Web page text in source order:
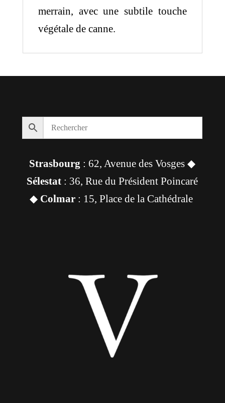
merrain, avec une subtile touche
végétale de canne.
Strasbourg : 62, Avenue des Vosges ◆
Sélestat : 36, Rue du Président Poincaré
◆ Colmar: 15, Place de la Cathédrale